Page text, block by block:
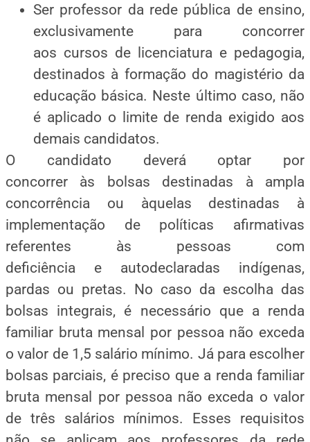
Ser professor da rede pública de ensino,
exclusivamente para concorrer
aos cursos de licenciatura e pedagogia,
destinados à formação do magistério da
educação básica. Neste último caso, não
é aplicado o limite de renda exigido aos
demais candidatos.
O candidato deverá optar por
concorrer às bolsas destinadas à ampla
concorrência ou àquelas destinadas à
implementação de políticas afirmativas
referentes às pessoas com
deficiência e autodeclaradas indígenas,
pardas ou pretas. No caso da escolha das
bolsas integrais, é necessário que a renda
familiar bruta mensal por pessoa não exceda
o valor de 1,5 salário mínimo. Já para escolher
bolsas parciais, é preciso que a renda familiar
bruta mensal por pessoa não exceda o valor
de três salários mínimos. Esses requisitos